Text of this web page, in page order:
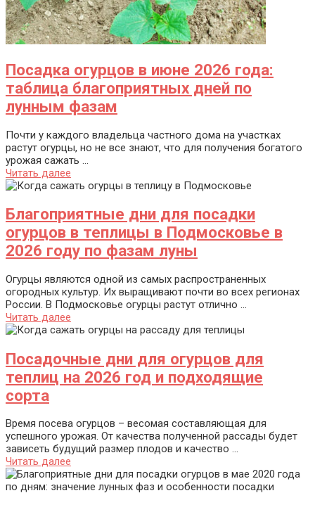
Посадка огурцов в июне 2026 года:
таблица благоприятных дней по
лунным фазам
Почти у каждого владельца частного дома на участках
растут огурцы, но не все знают, что для получения богатого
урожая сажать ...
Читать далее
Благоприятные дни для посадки
огурцов в теплицы в Подмосковье в
2026 году по фазам луны
Огурцы являются одной из самых распространенных
огородных культур. Их выращивают почти во всех регионах
России. В Подмосковье огурцы растут отлично ...
Читать далее
Посадочные дни для огурцов для
теплиц на 2026 год и подходящие
сорта
Время посева огурцов – весомая составляющая для
успешного урожая. От качества полученной рассады будет
зависеть будущий размер плодов и качество ...
Читать далее